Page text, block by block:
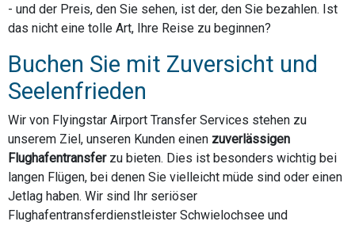
- und der Preis, den Sie sehen, ist der, den Sie bezahlen. Ist
das nicht eine tolle Art, Ihre Reise zu beginnen?
Buchen Sie mit Zuversicht und
Seelenfrieden
Wir von Flyingstar Airport Transfer Services stehen zu
unserem Ziel, unseren Kunden einen zuverlässigen
Flughafentransferzu bieten. Dies ist besonders wichtig bei
langen Flügen, bei denen Sie vielleicht müde sind oder einen
Jetlag haben. Wir sind Ihr seriöser
Flughafentransferdienstleister Schwielochsee und